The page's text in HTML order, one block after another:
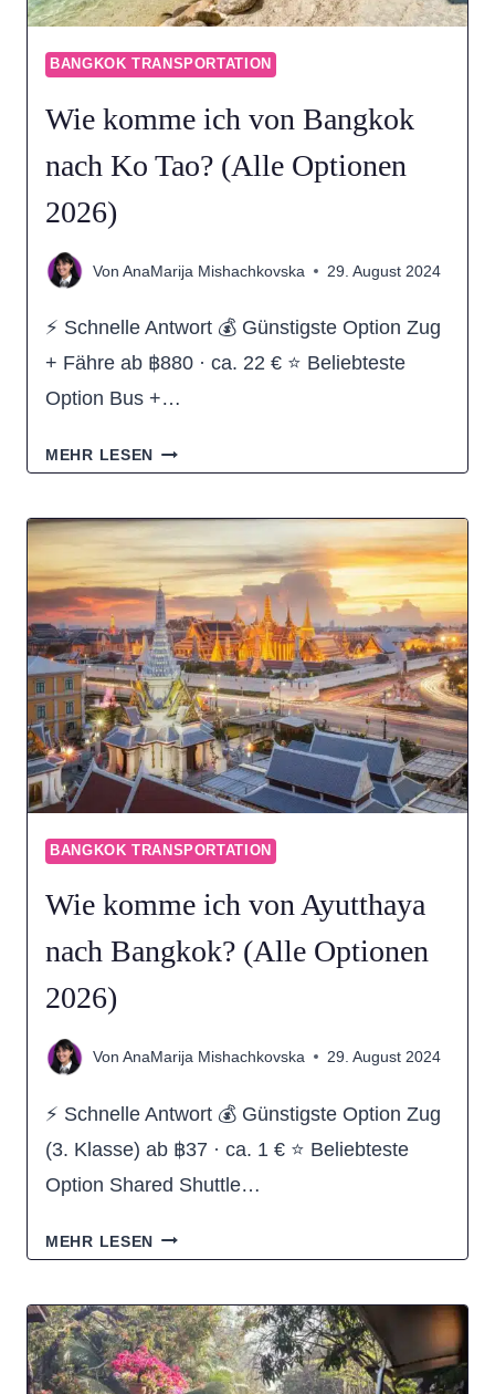
2026)
BANGKOK TRANSPORTATION
Wie komme ich von Bangkok
nach Ko Tao? (Alle Optionen
2026)
Von AnaMarija Mishachkovska 29. August 2024
⚡ Schnelle Antwort 💰 Günstigste Option Zug
+ Fähre ab ฿880 · ca. 22 € ⭐ Beliebteste
Option Bus +…
MEHR LESEN WIE
ICH
VON
BANGKOK
NACH
KO
TAO?
(ALLE
OPTIONEN
BANGKOK TRANSPORTATION
Wie komme ich von Ayutthaya
nach Bangkok? (Alle Optionen
2026)
Von AnaMarija Mishachkovska 29. August 2024
⚡ Schnelle Antwort 💰 Günstigste Option Zug
(3. Klasse) ab ฿37 · ca. 1 € ⭐ Beliebteste
Option Shared Shuttle…
MEHR LESEN WIE
ICH
VON
AYUTTHAYA